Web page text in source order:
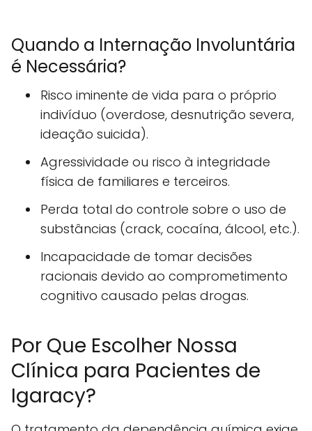
Quando a Internação Involuntária
é Necessária?
Risco iminente de vida para o próprio
indivíduo (overdose, desnutrição severa,
ideação suicida).
Agressividade ou risco à integridade
física de familiares e terceiros.
Perda total do controle sobre o uso de
substâncias (crack, cocaína, álcool, etc.).
Incapacidade de tomar decisões
racionais devido ao comprometimento
cognitivo causado pelas drogas.
Por Que Escolher Nossa
Clínica para Pacientes de
Igaracy?